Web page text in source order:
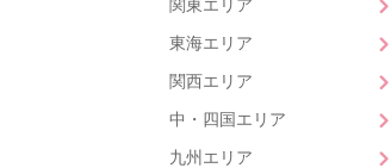
関東エリア
東海エリア
関西エリア
中・四国エリア
九州エリア